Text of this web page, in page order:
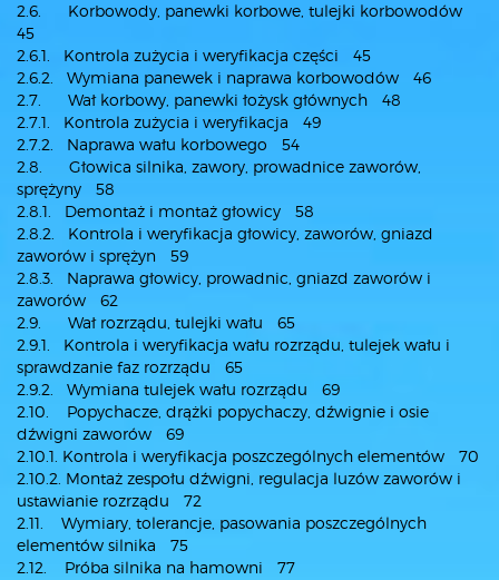
2.6. Korbowody, panewki korbowe, tulejki korbowodów
45
2.6.1. Kontrola zużycia i weryfikacja części 45
2.6.2. Wymiana panewek i naprawa korbowodów 46
2.7. Wał korbowy, panewki łożysk głównych 48
2.7.1. Kontrola zużycia i weryfikacja 49
2.7.2. Naprawa wału korbowego 54
2.8. Głowica silnika, zawory, prowadnice zaworów,
sprężyny 58
2.8.1. Demontaż i montaż głowicy 58
2.8.2. Kontrola i weryfikacja głowicy, zaworów, gniazd
zaworów i sprężyn 59
2.8.3. Naprawa głowicy, prowadnic, gniazd zaworów i
zaworów 62
2.9. Wał rozrządu, tulejki wału 65
2.9.1. Kontrola i weryfikacja wału rozrządu, tulejek wału i
sprawdzanie faz rozrządu 65
2.9.2. Wymiana tulejek wału rozrządu 69
2.10. Popychacze, drążki popychaczy, dźwignie i osie
dźwigni zaworów 69
2.10.1. Kontrola i weryfikacja poszczególnych elementów 70
2.10.2. Montaż zespołu dźwigni, regulacja luzów zaworów i
ustawianie rozrządu 72
2.11. Wymiary, tolerancje, pasowania poszczególnych
elementów silnika 75
2.12. Próba silnika na hamowni 77